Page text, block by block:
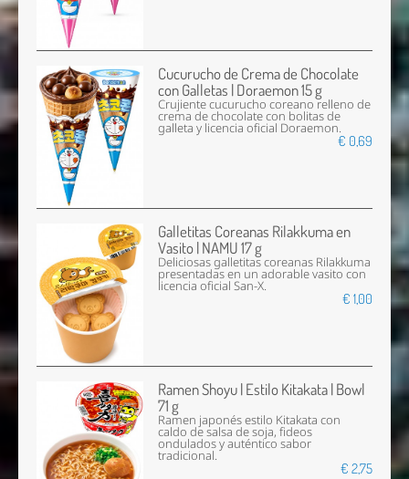
Cucurucho de Crema de Chocolate
con Galletas | Doraemon 15 g
Crujiente cucurucho coreano relleno de
crema de chocolate con bolitas de
galleta y licencia oficial Doraemon.
€ 0,69
Galletitas Coreanas Rilakkuma en
Vasito | NAMU 17 g
Deliciosas galletitas coreanas Rilakkuma
presentadas en un adorable vasito con
licencia oficial San-X.
€ 1,00
Ramen Shoyu | Estilo Kitakata | Bowl
71 g
Ramen japonés estilo Kitakata con
caldo de salsa de soja, fideos
ondulados y auténtico sabor
tradicional.
€ 2,75